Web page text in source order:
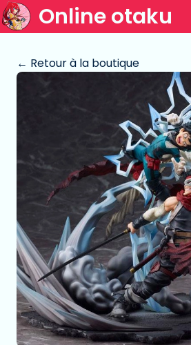
Online otaku
← Retour à la boutique